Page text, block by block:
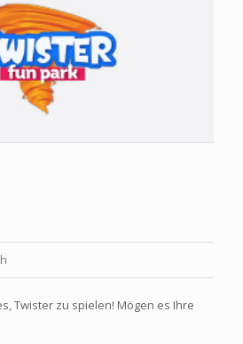
Twister zu spielen! Mögen es Ihre